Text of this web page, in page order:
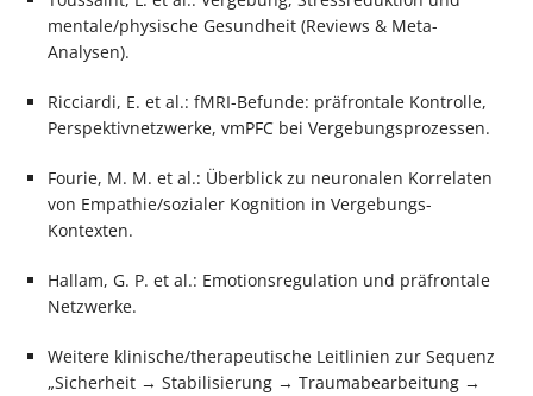
mentale/physische Gesundheit (Reviews & Meta-
Analysen).
Ricciardi, E. et al.: fMRI-Befunde: präfrontale Kontrolle,
Perspektivnetzwerke, vmPFC bei Vergebungsprozessen.
Fourie, M. M. et al.: Überblick zu neuronalen Korrelaten
von Empathie/sozialer Kognition in Vergebungs-
Kontexten.
Hallam, G. P. et al.: Emotionsregulation und präfrontale
Netzwerke.
Weitere klinische/therapeutische Leitlinien zur Sequenz
„Sicherheit → Stabilisierung → Traumabearbeitung →